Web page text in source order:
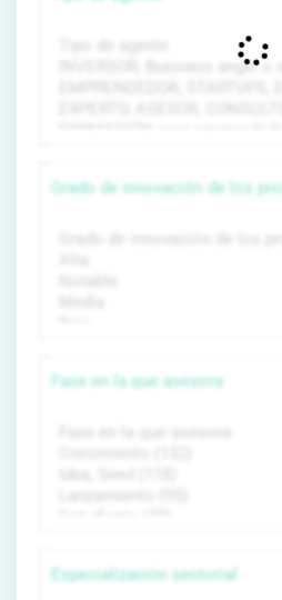
Grado de innovación de los
Fase en la que asesora
Especialización sectorial